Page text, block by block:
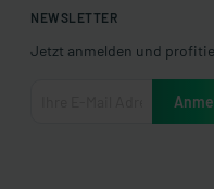
NEWSLETTER
Jetzt anmelden und